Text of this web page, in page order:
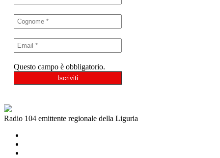
Questo campo è obbligatorio.
Radio 104 emittente regionale della Liguria